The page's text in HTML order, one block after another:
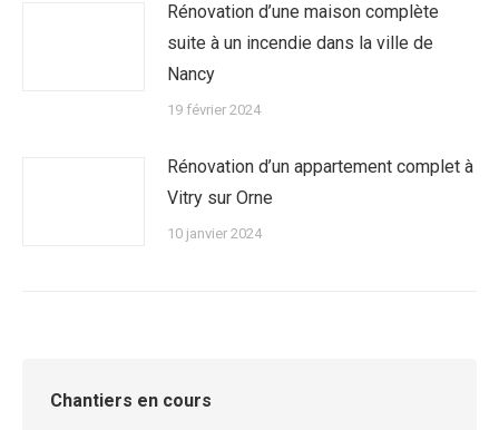
Rénovation d’une maison complète
suite à un incendie dans la ville de
Nancy
19 février 2024
Rénovation d’un appartement complet à
Vitry sur Orne
10 janvier 2024
Chantiers en cours